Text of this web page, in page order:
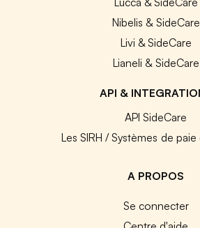
Nibelis & SideCare
Livi & SideCare
Lianeli & SideCare
API &
API SideCare
Les SIRH / Systèmes de
A PROPOS
Se connecter